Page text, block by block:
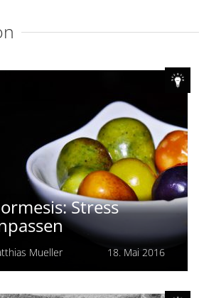
Stress
Mueller 18. Mai 2016